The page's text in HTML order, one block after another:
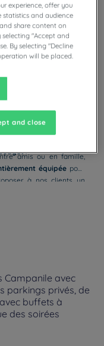
et profiter d’une
amis
séjour dans l’un de
!
et
amis ou en famille,
équipée pour
à nos clients un
Campanile avec
parkings privés, de
buffets à
des soirées
experience, offer you
and audience
share content on
"Accept and
By selecting "Decline
will be placed.
and close